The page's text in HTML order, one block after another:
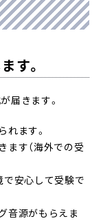
す。
届きます。
ます。
ます（海外での受
で安心して受験で
音源がもらえま